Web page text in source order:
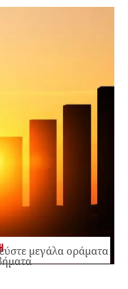
μεγάλα οράματα